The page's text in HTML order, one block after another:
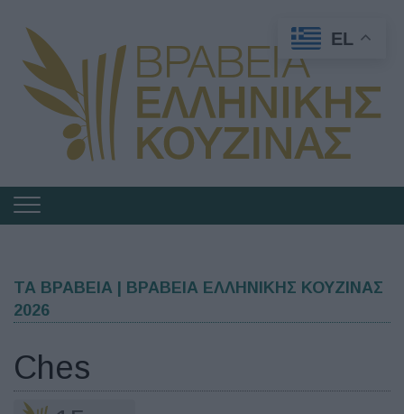
Πλοήγηση
Ελληνικής
Κουζίνας
ΤΑ ΒΡΑΒΕΙΑ | ΒΡΑΒΕΙΑ ΕΛΛΗΝΙΚΗΣ ΚΟΥΖΙΝΑΣ
2026
Ches
EL